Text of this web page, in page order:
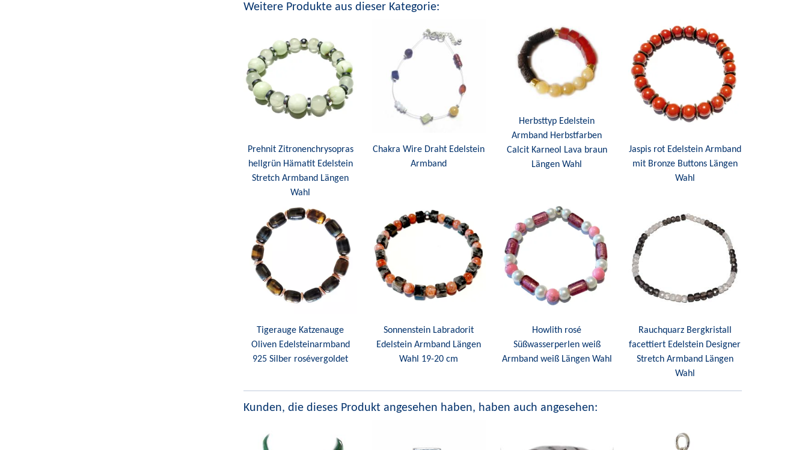
Weitere Produkte aus dieser Kategorie:
Prehnit Zitronenchrysopras
hellgrün Hämatit Edelstein
Stretch Armband Längen
Wahl
Chakra Wire Draht Edelstein
Armband
Herbsttyp Edelstein
Armband Herbstfarben
Calcit Karneol Lava braun
Längen Wahl
Jaspis rot Edelstein Armband
mit Bronze Buttons Längen
Wahl
Tigerauge Katzenauge
Oliven Edelsteinarmband
925 Silber rosévergoldet
Sonnenstein Labradorit
Edelstein Armband Längen
Wahl 19-20 cm
Howlith rosé
Süßwasserperlen weiß
Armband weiß Längen Wahl
Rauchquarz Bergkristall
facettiert Edelstein Designer
Stretch Armband Längen
Wahl
Kunden, die dieses Produkt angesehen haben, haben auch angesehen: